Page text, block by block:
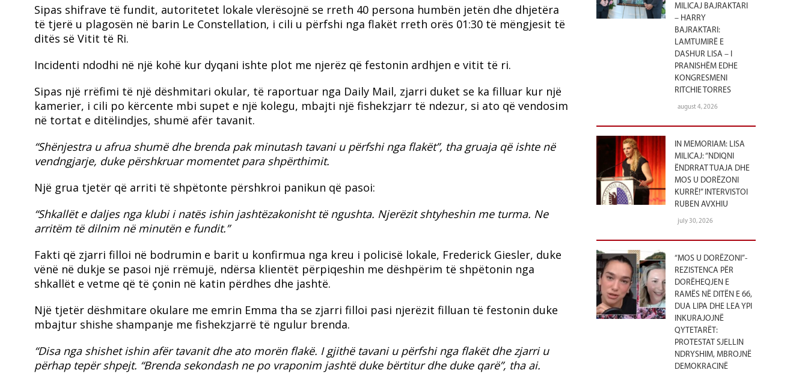
Sipas shifrave të fundit, autoritetet lokale vlerësojnë se rreth 40 persona humbën jetën dhe dhjetëra
të tjerë u plagosën në barin Le Constellation, i cili u përfshi nga flakët rreth orës 01:30 të mëngjesit të
ditës së Vitit të Ri.
Incidenti ndodhi në një kohë kur dyqani ishte plot me njerëz që festonin ardhjen e vitit të ri.
Sipas një rrëfimi të një dëshmitari okular, të raportuar nga Daily Mail, zjarri duket se ka filluar kur një
kamerier, i cili po kërcente mbi supet e një kolegu, mbajti një fishekzjarr të ndezur, si ato që vendosim
në tortat e ditëlindjes, shumë afër tavanit.
“Shënjestra u afrua shumë dhe brenda pak minutash tavani u përfshi nga flakët”, tha gruaja që ishte në
vendngjarje, duke përshkruar momentet para shpërthimit.
Një grua tjetër që arriti të shpëtonte përshkroi panikun që pasoi:
“Shkallët e daljes nga klubi i natës ishin jashtëzakonisht të ngushta. Njerëzit shtyheshin me turma. Ne
arritëm të dilnim në minutën e fundit.”
Fakti që zjarri filloi në bodrumin e barit u konfirmua nga kreu i policisë lokale, Frederick Giesler, duke
vënë në dukje se pasoi një rrëmujë, ndërsa klientët përpiqeshin me dëshpërim të shpëtonin nga
shkallët e vetme që të çonin në katin përdhes dhe jashtë.
Një tjetër dëshmitare okulare me emrin Emma tha se zjarri filloi pasi njerëzit filluan të festonin duke
mbajtur shishe shampanje me fishekzjarrë të ngulur brenda.
“Disa nga shishet ishin afër tavanit dhe ato morën flakë. I gjithë tavani u përfshi nga flakët dhe zjarri u
përhap tepër shpejt. “Brenda sekondash ne po vraponim jashtë duke bërtitur dhe duke qarë”, tha ai.
MILICAJ BAJRAKTARI
– HARRY
BAJRAKTARI:
LAMTUMIRË E
DASHUR LISA – I
PRANISHËM EDHE
KONGRESMENI
RITCHIE TORRES
august 4, 2026
IN MEMORIAM: LISA
MILICAJ: “NDIQNI
ËNDRRAT TUAJA DHE
MOS U DORËZONI
KURRË!” INTERVISTOI
RUBEN AVXHIU
july 30, 2026
“MOS U DORËZONI”-
REZISTENCA PËR
DORËHEQJEN E
RAMËS NË DITËN E 66,
DUA LIPA DHE LEA YPI
INKURAJOJNË
QYTETARËT:
PROTESTAT SJELLIN
NDRYSHIM, MBROJNË
DEMOKRACINË